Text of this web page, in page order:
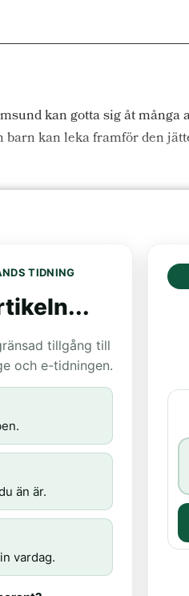
kan gotta sig åt
kan leka framför den
TIDNING
tillgång till
och e-tidningen.
än är.
vardag.